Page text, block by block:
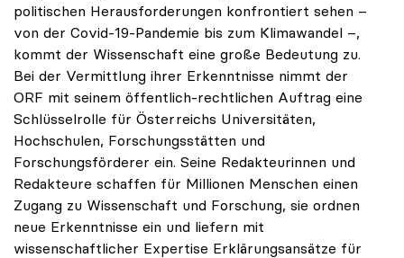
politischen Herausforderungen konfrontiert sehen –
von der Covid-19-Pandemie bis zum Klimawandel –,
kommt der Wissenschaft eine große Bedeutung zu.
Bei der Vermittlung ihrer Erkenntnisse nimmt der
ORF mit seinem öffentlich-rechtlichen Auftrag eine
Schlüsselrolle für Österreichs Universitäten,
Hochschulen, Forschungsstätten und
Forschungsförderer ein. Seine Redakteurinnen und
Redakteure schaffen für Millionen Menschen einen
Zugang zu Wissenschaft und Forschung, sie ordnen
neue Erkenntnisse ein und liefern mit
wissenschaftlicher Expertise Erklärungsansätze für